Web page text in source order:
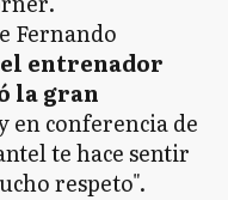
Fernando
el entrenador
la gran
en conferencia de
te hace sentir
respeto".